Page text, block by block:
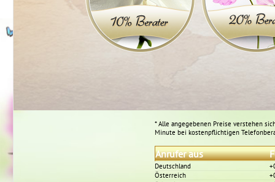
* Alle angegebenen Preise verstehen
Minute bei kostenpflichtigen
Anrufer aus
Deutschland
Österreich